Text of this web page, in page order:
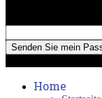
Home